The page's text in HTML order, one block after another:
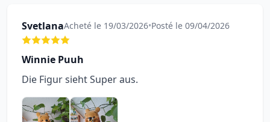
SvetlanaAcheté le 19/03/2026•Posté le 09/04/2026
Winnie Puuh
Die Figur sieht Super aus.